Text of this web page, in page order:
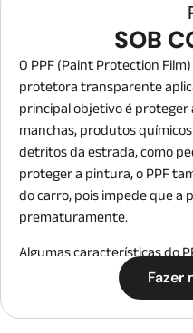
SOB
O PPF (Paint Protection
protetora transparente
principal objetivo é
manchas, produtos
detritos da estrada, como
proteger a pintura, o PPF
do carro, pois impede que a
prematuramente.
Algumas características do
1. Transparência: O PPF é
estética do veículo não
2. Durabilidade: É projetado
Fazer